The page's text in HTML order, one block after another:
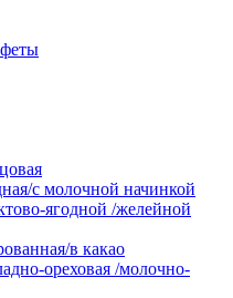
с молочной начинкой
ягодной /желейной
в какао
ореховая /молочно-